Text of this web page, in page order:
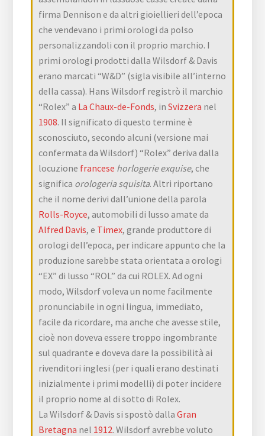
firma Dennison e da altri gioiellieri dell’epoca
che vendevano i primi orologi da polso
personalizzandoli con il proprio marchio. I
primi orologi prodotti dalla Wilsdorf & Davis
erano marcati “W&D” (sigla visibile all’interno
della cassa). Hans Wilsdorf registrò il marchio
“Rolex” a La Chaux-de-Fonds, inSvizzera nel
1908. Il significato di questo termine è
sconosciuto, secondo alcuni (versione mai
confermata da Wilsdorf) “Rolex” deriva dalla
locuzione francese horlogerie exquise, che
significa orologeria squisita. Altri riportano
che il nome derivi dall’unione della parola
Rolls-Royce, automobili di lusso amate da
Alfred Davis, e Timex, grande produttore di
orologi dell’epoca, per indicare appunto che la
produzione sarebbe stata orientata a orologi
“EX” di lusso “ROL” da cui ROLEX. Ad ogni
modo, Wilsdorf voleva un nome facilmente
pronunciabile in ogni lingua, immediato,
facile da ricordare, ma anche che avesse stile,
cioè non doveva essere troppo ingombrante
sul quadrante e doveva dare la possibilità ai
rivenditori inglesi (per i quali erano destinati
inizialmente i primi modelli) di poter incidere
il proprio nome al di sotto di Rolex.
La Wilsdorf & Davis si spostò dallaGran
Bretagna nel 1912. Wilsdorf avrebbe voluto